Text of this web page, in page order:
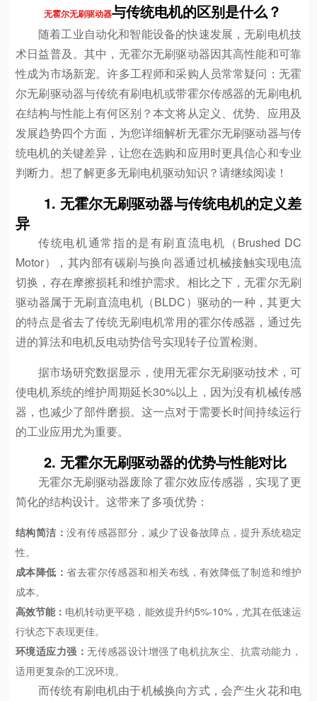
无霍尔无刷驱动器与传统电机的区别是什么？
随着工业自动化和智能设备的快速发展，无刷电机技
术日益普及。其中，无霍尔无刷驱动器因其高性能和可靠
性成为市场新宠。许多工程师和采购人员常常疑问：无霍
尔无刷驱动器与传统有刷电机或带霍尔传感器的无刷电机
在结构与性能上有何区别？本文将从定义、优势、应用及
发展趋势四个方面，为您详细解析无霍尔无刷驱动器与传
统电机的关键差异，让您在选购和应用时更具信心和专业
判断力。想了解更多无刷电机驱动知识？请继续阅读！
1. 无霍尔无刷驱动器与传统电机的定义差
异
传统电机通常指的是有刷直流电机（Brushed DC
Motor），其内部有碳刷与换向器通过机械接触实现电流
切换，存在摩擦损耗和维护需求。相比之下，无霍尔无刷
驱动器属于无刷直流电机（BLDC）驱动的一种，其更大
的特点是省去了传统无刷电机常用的霍尔传感器，通过先
进的算法和电机反电动势信号实现转子位置检测。
据市场研究数据显示，使用无霍尔无刷驱动技术，可
使电机系统的维护周期延长30%以上，因为没有机械传感
器，也减少了部件磨损。这一点对于需要长时间持续运行
的工业应用尤为重要。
2. 无霍尔无刷驱动器的优势与性能对比
无霍尔无刷驱动器废除了霍尔效应传感器，实现了更
简化的结构设计。这带来了多项优势：
结构简洁：没有传感器部分，减少了设备故障点，提升系统稳定
性。
成本降低：省去霍尔传感器和相关布线，有效降低了制造和维护
成本。
高效节能： 电机转动更平稳，能效提升约5%-10%，尤其在低速运
行状态下表现更佳。
环境适应力强：无传感器设计增强了电机抗灰尘、抗震动能力，
适用更复杂的工况环境。
而传统有刷电机由于机械换向方式，会产生火花和电